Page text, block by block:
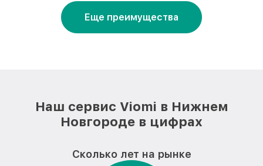
Еще преимущества
Наш сервис Viomi в Нижнем
Новгороде в цифрах
Сколько лет на рынке